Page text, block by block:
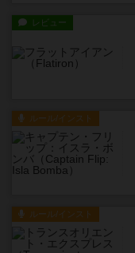
レビュー
ルール/インスト
ルール/インスト